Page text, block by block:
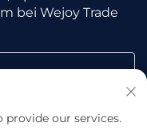
bei Wejoy Trade
provide our services.